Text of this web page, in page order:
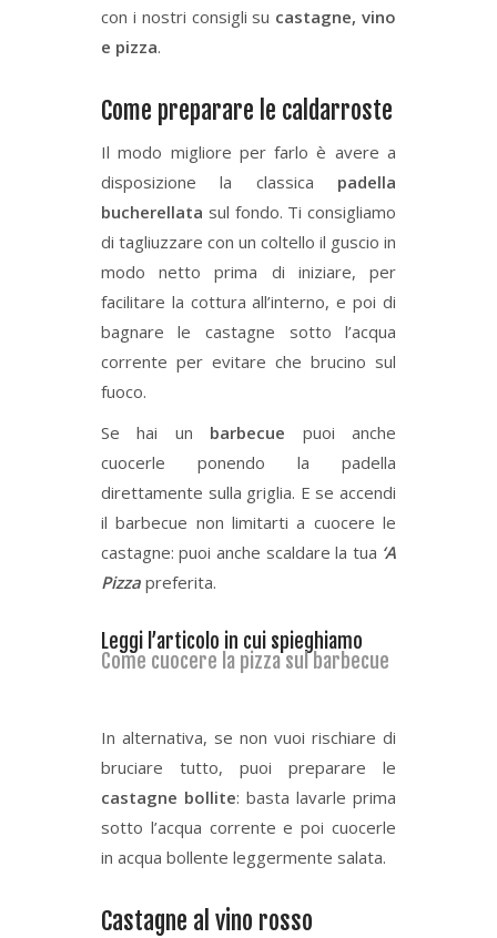
con i nostri consigli su castagne, vino
e pizza.
Come preparare le caldarroste
Il modo migliore per farlo è avere a
disposizione la classica padella
bucherellata sul fondo. Ti consigliamo
di tagliuzzare con un coltello il guscio in
modo netto prima di iniziare, per
facilitare la cottura all’interno, e poi di
bagnare le castagne sotto l’acqua
corrente per evitare che brucino sul
fuoco.
Se hai un barbecue puoi anche
cuocerle ponendo la padella
direttamente sulla griglia. E se accendi
il barbecue non limitarti a cuocere le
castagne: puoi anche scaldare la tua ‘A
Pizzapreferita.
Leggi l’articolo in cui spieghiamo
Come cuocere la pizza sul barbecue
In alternativa, se non vuoi rischiare di
bruciare tutto, puoi preparare le
castagne bollite: basta lavarle prima
sotto l’acqua corrente e poi cuocerle
in acqua bollente leggermente salata.
Castagne al vino rosso